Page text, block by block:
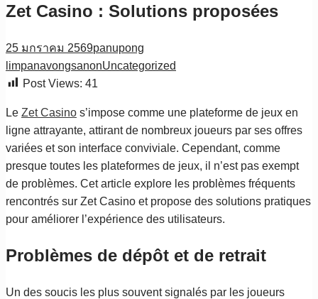
Zet Casino : Solutions proposées
25 มกราคม 2569panupong
limpanavongsanonUncategorized
Post Views: 41
Le Zet Casino s’impose comme une plateforme de jeux en
ligne attrayante, attirant de nombreux joueurs par ses offres
variées et son interface conviviale. Cependant, comme
presque toutes les plateformes de jeux, il n’est pas exempt
de problèmes. Cet article explore les problèmes fréquents
rencontrés sur Zet Casino et propose des solutions pratiques
pour améliorer l’expérience des utilisateurs.
Problèmes de dépôt et de retrait
Un des soucis les plus souvent signalés par les joueurs